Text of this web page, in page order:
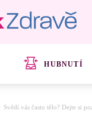
HUBNUTÍ
Svědí vás často tělo? Dejte si